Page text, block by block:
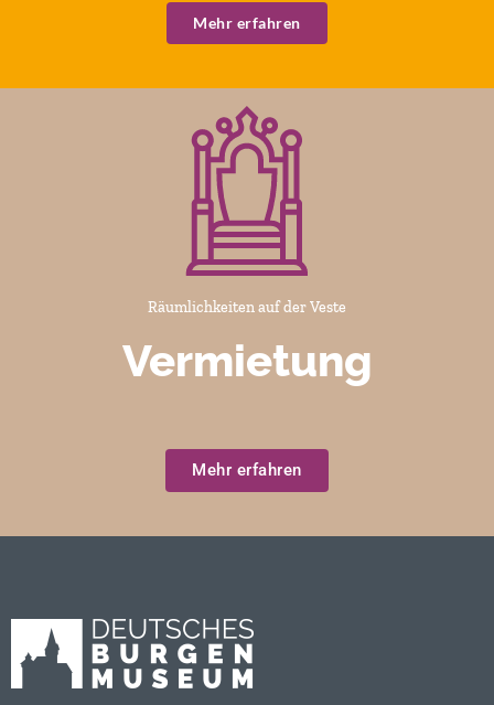
Mehr erfahren
Räumlichkeiten auf der Veste
Vermietung
Mehr erfahren